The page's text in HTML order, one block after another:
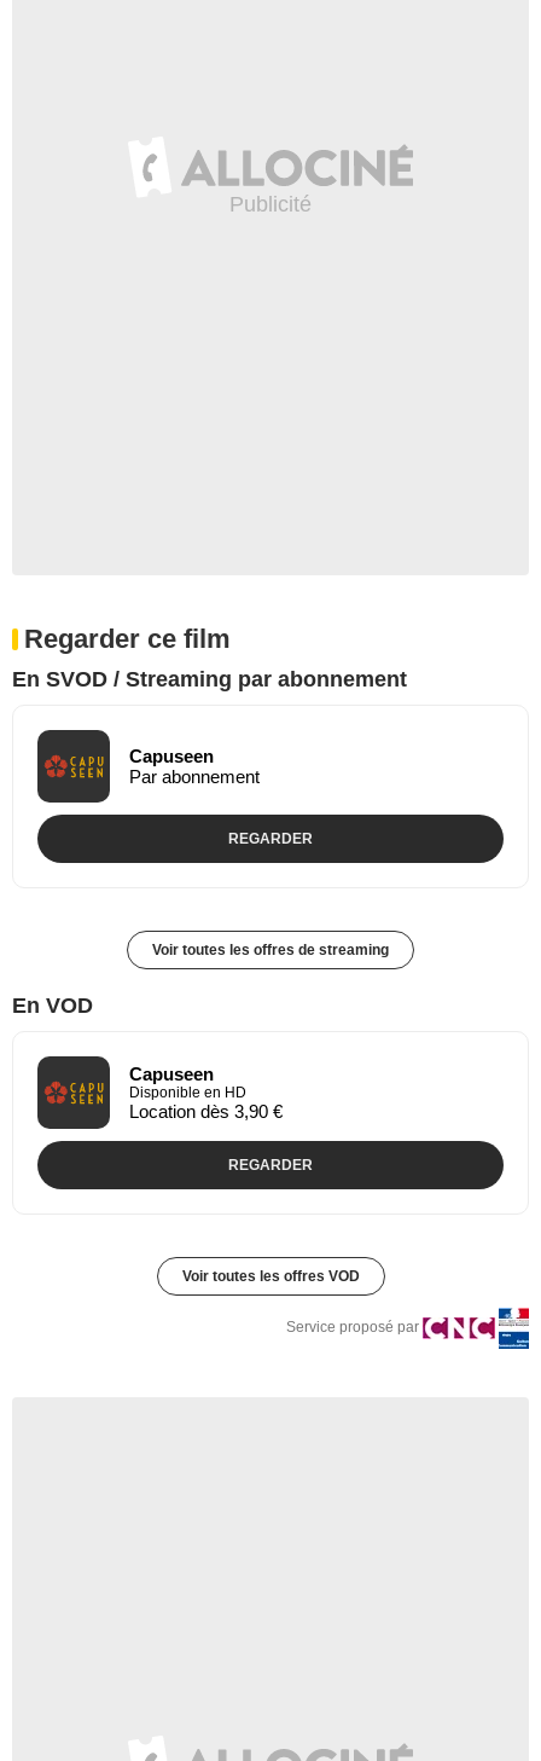
Regarder ce film
En SVOD / Streaming par abonnement
Capuseen
Par abonnement
REGARDER
Voir toutes les offres de streaming
En VOD
Capuseen
Disponible en HD
Location dès 3,90 €
REGARDER
Voir toutes les offres VOD
Service proposé par